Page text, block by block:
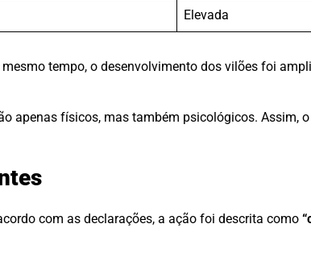
Elevada
tempo, o desenvolvimento dos vilões foi
apenas físicos, mas também psicológicos. Assim,
com as declarações, a ação foi descrita como